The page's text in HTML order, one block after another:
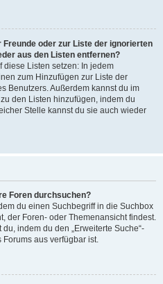
oder zur Liste der ignorierten
aus den Listen entfernen?
diese Listen setzen: In jedem
zum Hinzufügen zur Liste der
Benutzers. Außerdem kannst du im
den Listen hinzufügen, indem du
Stelle kannst du sie auch wieder
Foren durchsuchen?
du einen Suchbegriff in die Suchbox
der Foren- oder Themenansicht findest.
indem du den „Erweiterte Suche“-
aus verfügbar ist.